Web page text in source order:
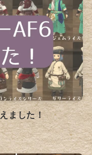
ました！